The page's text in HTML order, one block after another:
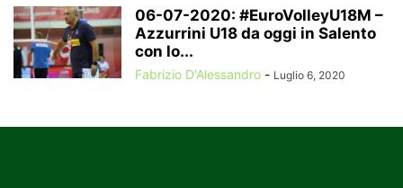
06-07-2020: #EuroVolleyU18M –
Azzurrini U18 da oggi in Salento
con lo...
Fabrizio D'Alessandro - Luglio 6, 2020